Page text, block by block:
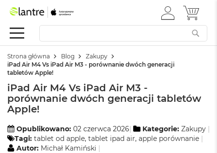
Apple
Festiwal
M
a
B
o
o
k
e
o
ZALOGUJ
SIĘ
MÓJ
Strona główna Blog
Zakupy
iPad Air M4 Vs iPad Air M3 - porównanie dwóch generacji
tabletów Apple!
iPad Air M4 Vs iPad Air M3 -
porównanie dwóch generacji tabletów
Apple!
Opublikowano: 02 czerwca 2026 Kategorie: Zakupy
Tagi: tablet od apple, tablet ipad air, apple porównanie
Autor: Michał Kamiński